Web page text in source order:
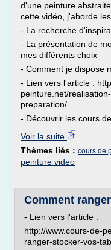
d'une peinture
cette vidéo, j'aborde
- La recherche
- La présentation de
mes différents choix
- Comment je dispose
- Lien vers l'article :
peinture.net/
preparation/
- Découvrir les cours
Voir la suite
Thèmes liés : cours de
peinture video
Comment
- Lien vers l'article :
http://www.cours-de-
ranger-stocker-vos-